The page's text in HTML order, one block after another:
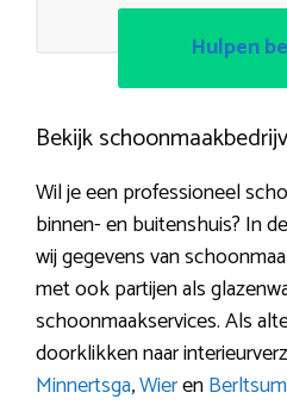
Hulpen
Bekijk
Wil je een professioneel
binnen- en buitenshuis? In
wij gegevens van
met ook partijen als
schoonmaakservices. Als
doorklikken naar
Minnertsga,WierenBerltsum